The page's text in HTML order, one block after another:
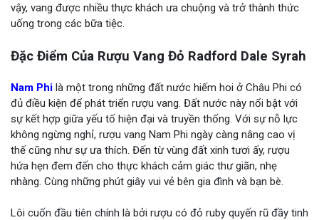
vậy, vang được nhiều thực khách ưa chuộng và trở thành thức
uống trong các bữa tiệc.
Đặc Điểm Của Rượu Vang Đỏ Radford Dale Syrah
Nam Phi là một trong những đất nước hiếm hoi ở Châu Phi có
đủ điều kiện để phát triển rượu vang. Đất nước này nổi bật với
sự kết hợp giữa yếu tố hiện đại và truyền thống. Với sự nỗ lực
không ngừng nghỉ, rượu vang Nam Phi ngày càng nâng cao vị
thế cũng như sự ưa thích. Đến từ vùng đất xinh tươi ấy, rượu
hứa hẹn đem đến cho thực khách cảm giác thư giãn, nhẹ
nhàng. Cùng những phút giây vui vẻ bên gia đình và bạn bè.
Lôi cuốn đầu tiên chính là bởi rượu có đỏ ruby quyến rũ đầy tinh